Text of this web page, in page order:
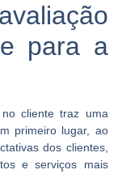
para a
cliente traz uma
primeiro lugar, ao
dos clientes,
e serviços mais